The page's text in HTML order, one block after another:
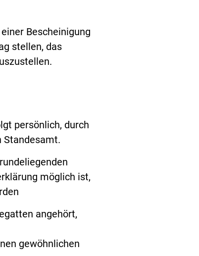
Bescheinigung
stellen, das
persönlich, durch
Standesamt.
möglich ist,
angehört,
gewöhnlichen